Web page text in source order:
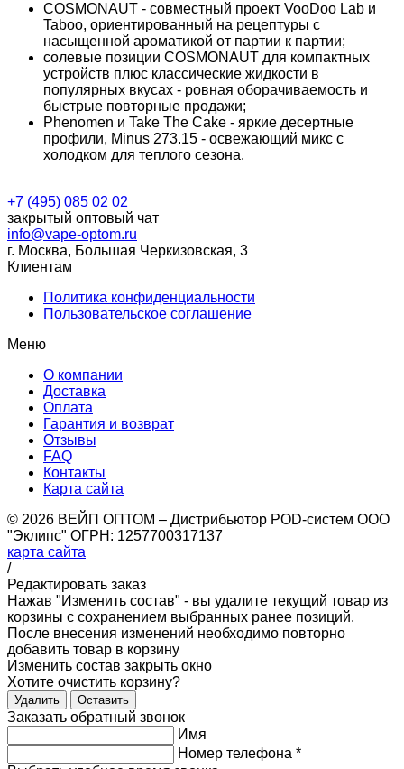
COSMONAUT - совместный проект VooDoo Lab и
Taboo, ориентированный на рецептуры с
насыщенной ароматикой от партии к партии;
солевые позиции COSMONAUT для компактных
устройств плюс классические жидкости в
популярных вкусах - ровная оборачиваемость и
быстрые повторные продажи;
Phenomen и Take The Cake - яркие десертные
профили, Minus 273.15 - освежающий микс с
холодком для теплого сезона.
+7 (495) 085 02 02
закрытый оптовый чат
info@vape-optom.ru
г. Москва, Большая Черкизовская, 3
Клиентам
Политика конфиденциальности
Пользовательское соглашение
Меню
О компании
Доставка
Оплата
Гарантия и возврат
Отзывы
FAQ
Контакты
Карта сайта
© 2026 ВЕЙП ОПТОМ – Дистрибьютор POD-систем ООО
"Эклипс" ОГРН: 1257700317137
карта сайта
/
Редактировать заказ
Нажав "Изменить состав" - вы удалите текущий товар из
корзины с сохранением выбранных ранее позиций.
После внесения изменений необходимо повторно
добавить товар в корзину
Изменить состав закрыть окно
Хотите очистить корзину?
Удалить Оставить
Заказать обратный звонок
Имя
Номер телефона *